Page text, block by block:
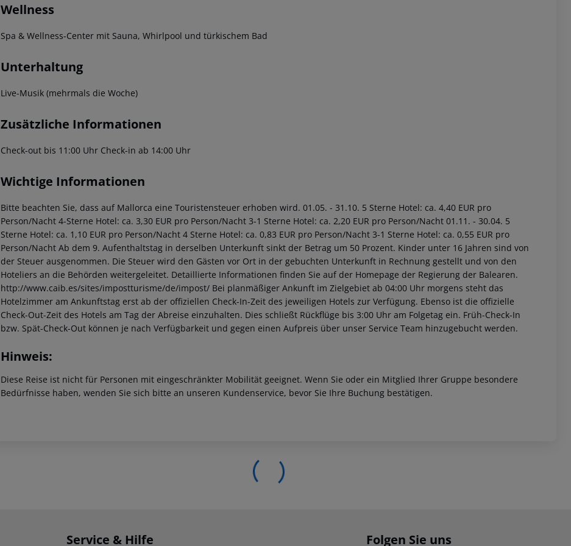
Wellness
Spa & Wellness-Center mit Sauna, Whirlpool und türkischem Bad
Unterhaltung
Live-Musik (mehrmals die Woche)
Zusätzliche Informationen
Check-out bis 11:00 Uhr Check-in ab 14:00 Uhr
Wichtige Informationen
Bitte beachten Sie, dass auf Mallorca eine Touristensteuer erhoben wird. 01.05. - 31.10. 5 Sterne Hotel: ca. 4,40 EUR pro
Person/Nacht 4-Sterne Hotel: ca. 3,30 EUR pro Person/Nacht 3-1 Sterne Hotel: ca. 2,20 EUR pro Person/Nacht 01.11. - 30.04. 5
Sterne Hotel: ca. 1,10 EUR pro Person/Nacht 4 Sterne Hotel: ca. 0,83 EUR pro Person/Nacht 3-1 Sterne Hotel: ca. 0,55 EUR pro
Person/Nacht Ab dem 9. Aufenthaltstag in derselben Unterkunft sinkt der Betrag um 50 Prozent. Kinder unter 16 Jahren sind von
der Steuer ausgenommen. Die Steuer wird den Gästen vor Ort in der gebuchten Unterkunft in Rechnung gestellt und von den
Hoteliers an die Behörden weitergeleitet. Detaillierte Informationen finden Sie auf der Homepage der Regierung der Balearen.
http://www.caib.es/sites/impostturisme/de/impost/ Bei planmäßiger Ankunft im Zielgebiet ab 04:00 Uhr morgens steht das
Hotelzimmer am Ankunftstag erst ab der offiziellen Check-In-Zeit des jeweiligen Hotels zur Verfügung. Ebenso ist die offizielle
Check-Out-Zeit des Hotels am Tag der Abreise einzuhalten. Dies schließt Rückflüge bis 3:00 Uhr am Folgetag ein. Früh-Check-In
bzw. Spät-Check-Out können je nach Verfügbarkeit und gegen einen Aufpreis über unser Service Team hinzugebucht werden.
Hinweis:
Diese Reise ist nicht für Personen mit eingeschränkter Mobilität geeignet. Wenn Sie oder ein Mitglied Ihrer Gruppe besondere
Bedürfnisse haben, wenden Sie sich bitte an unseren Kundenservice, bevor Sie Ihre Buchung bestätigen.
Service & Hilfe Folgen Sie uns